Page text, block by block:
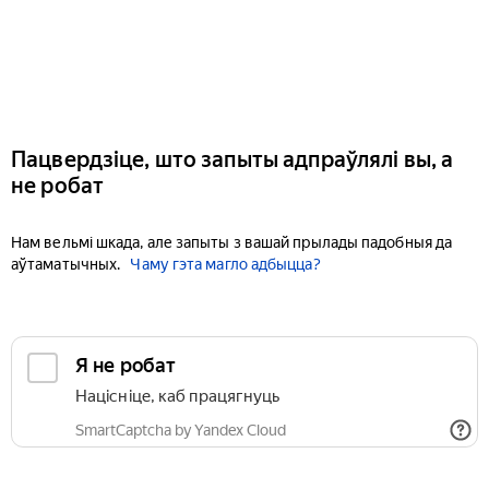
Пацвердзіце, што запыты адпраўлялі вы, а
не робат
Нам вельмі шкада, але запыты з вашай прылады падобныя да
аўтаматычных.
Чаму гэта магло адбыцца?
Я не робат
Націсніце, каб працягнуць
SmartCaptcha by Yandex Cloud